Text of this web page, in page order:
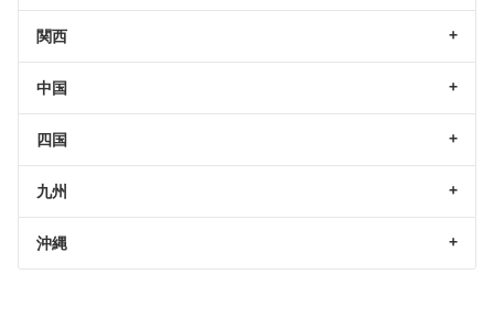
関西
中国
四国
九州
沖縄